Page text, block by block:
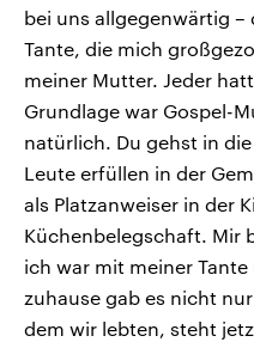
bei uns allgegenwärtig
Tante, die mich
meiner Mutter. Jeder
Grundlage war Gospel-
natürlich. Du gehst in
Leute erfüllen in der
als Platzanweiser in der
Küchenbelegschaft. Mir
ich war mit meiner
zuhause gab es nicht
dem wir lebten, steht